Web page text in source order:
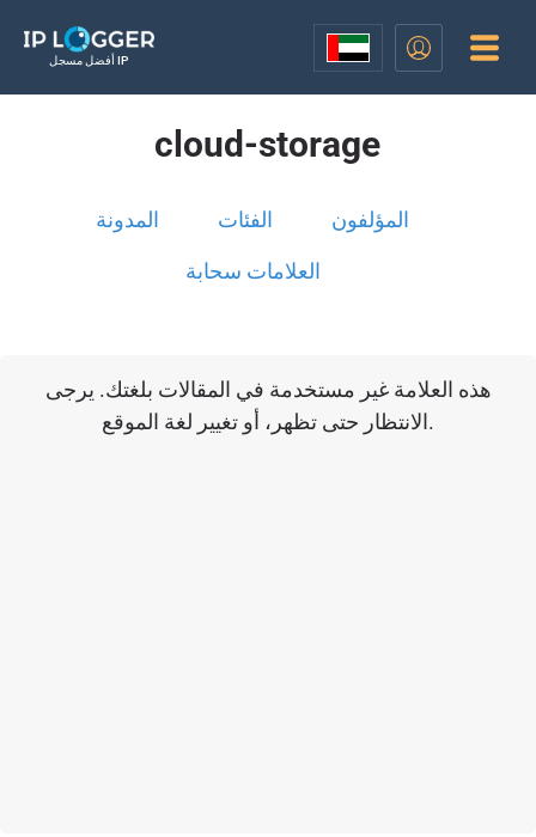
أفضل مسجل IP
cloud-storage
المدونة الفئات المؤلفون
العلامات سحابة